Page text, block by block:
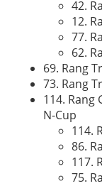
42.
12.
77.
62.
69. Rang
73. Rang
114. Rang
N-Cup
114.
86.
117.
75.